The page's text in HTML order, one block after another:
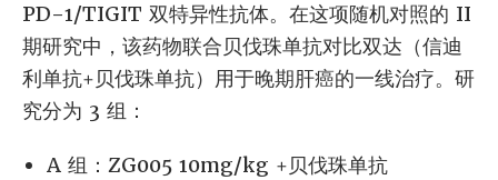
PD-1/TIGIT 双特异性抗体。在这项随机对照的 II
期研究中，该药物联合贝伐珠单抗对比双达（信迪
利单抗+贝伐珠单抗）用于晚期肝癌的一线治疗。研
究分为 3 组：
A 组：ZG005 10mg/kg +贝伐珠单抗